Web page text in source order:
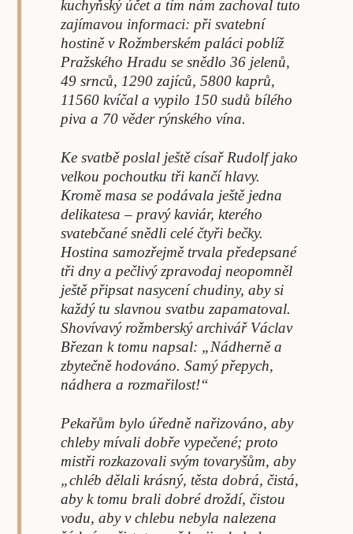
kuchyňský účet a tím nám zachoval tuto
zajímavou informaci: při svatební
hostině v Rožmberském paláci poblíž
Pražského Hradu se snědlo 36 jelenů,
49 srnců, 1290 zajíců, 5800 kaprů,
11560 kvíčal a vypilo 150 sudů bílého
piva a 70 věder rýnského vína.
Ke svatbě poslal ještě císař Rudolf jako
velkou pochoutku tři kančí hlavy.
Kromě masa se podávala ještě jedna
delikatesa – pravý kaviár, kterého
svatebčané snědli celé čtyři bečky.
Hostina samozřejmě trvala předepsané
tři dny a pečlivý zpravodaj neopomněl
ještě připsat nasycení chudiny, aby si
každý tu slavnou svatbu zapamatoval.
Shovívavý rožmberský archivář Václav
Březan k tomu napsal: „Nádherně a
zbytečně hodováno. Samý přepych,
nádhera a rozmařilost!“
Pekařům bylo úředně nařizováno, aby
chleby mívali dobře vypečené; proto
mistři rozkazovali svým tovaryšům, aby
„chléb dělali krásný, těsta dobrá, čistá,
aby k tomu brali dobré droždí, čistou
vodu, aby v chlebu nebyla nalezena